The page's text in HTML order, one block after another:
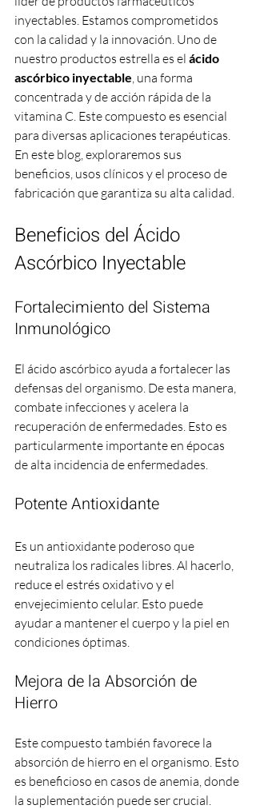
inyectables. Estamos comprometidos
con la calidad y la innovación. Uno de
nuestro productos estrella es el ácido
ascórbico inyectable, una forma
concentrada y de acción rápida de la
vitamina C. Este compuesto es esencial
para diversas aplicaciones terapéuticas.
En este blog, exploraremos sus
beneficios, usos clínicos y el proceso de
fabricación que garantiza su alta calidad.
Beneficios del Ácido
Ascórbico Inyectable
Fortalecimiento del Sistema
Inmunológico
El ácido ascórbico ayuda a fortalecer las
defensas del organismo. De esta manera,
combate infecciones y acelera la
recuperación de enfermedades. Esto es
particularmente importante en épocas
de alta incidencia de enfermedades.
Potente Antioxidante
Es un antioxidante poderoso que
neutraliza los radicales libres. Al hacerlo,
reduce el estrés oxidativo y el
envejecimiento celular. Esto puede
ayudar a mantener el cuerpo y la piel en
condiciones óptimas.
Mejora de la Absorción de
Hierro
Este compuesto también favorece la
absorción de hierro en el organismo. Esto
es beneficioso en casos de anemia, donde
la suplementación puede ser crucial.